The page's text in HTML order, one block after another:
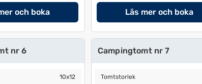
och boka Läs mer och boka
nr 6
10x12
Campingtomt nr 7
Tomtstorlek
Tomtstorlek